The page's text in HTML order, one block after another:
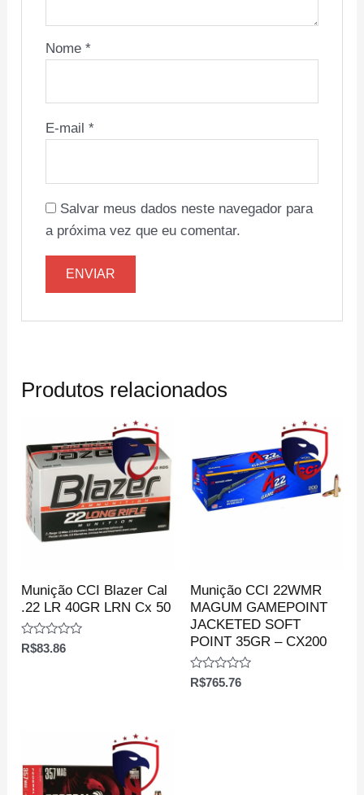
Nome *
E-mail *
Salvar meus dados neste navegador para
a próxima vez que eu comentar.
Produtos relacionados
Munição CCI Blazer Cal
.22 LR 40GR LRN Cx 50
Avaliação
R$83.86
Munição CCI 22WMR
MAGUM GAMEPOINT
JACKETED SOFT
POINT 35GR – CX200
Avaliação
R$765.76